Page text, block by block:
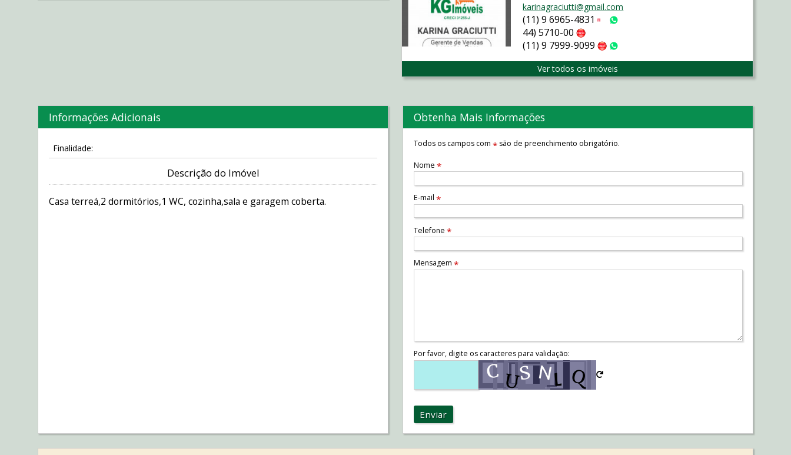
karinagraciutti@gmail.com
(11) 9 6965-4831 Tim
44) 5710-00
(11) 9 7999-9099 Claro
Ver todos os imóveis
Informações Adicionais
Finalidade:
Descrição do Imóvel
Casa terreá,2 dormitórios,1 WC, cozinha,sala e garagem coberta.
Obtenha Mais Informações
Todos os campos com *são de preenchimento obrigatório.
Nome *
E-mail *
Telefone *
Mensagem *
Por favor, digite os caracteres para validação:
Enviar